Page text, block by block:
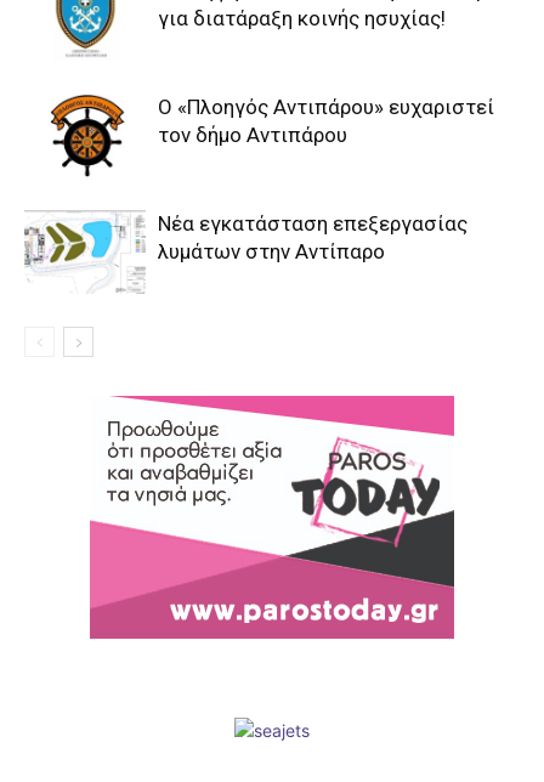
για διατάραξη κοινής ησυχίας!
Ο «Πλοηγός Αντιπάρου» ευχαριστεί
τον δήμο Αντιπάρου
Νέα εγκατάσταση επεξεργασίας
λυμάτων στην Αντίπαρο